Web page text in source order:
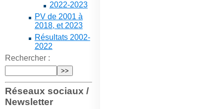
2022-2023
PV de 2001 à
2018, et 2023
Résultats 2002-
2022
Rechercher :
Réseaux sociaux /
Newsletter